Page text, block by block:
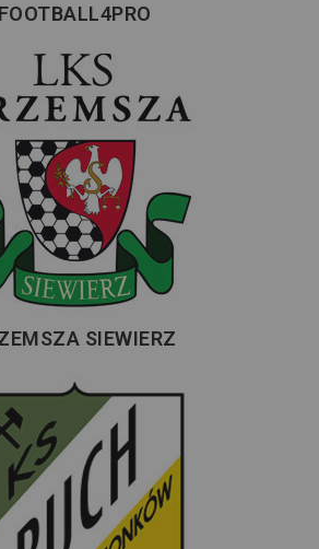
FOOTBALL4PRO
SIEWIERZ